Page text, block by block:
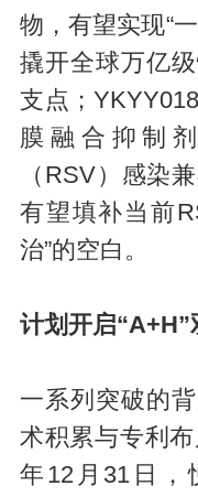
物，有望实现“
撬开全球万亿
支点；
膜融合抑制
（RSV）感染
有望填补当前
治”的空白。
计划开启
一系列突破的
术积累与专利
年12月31日，